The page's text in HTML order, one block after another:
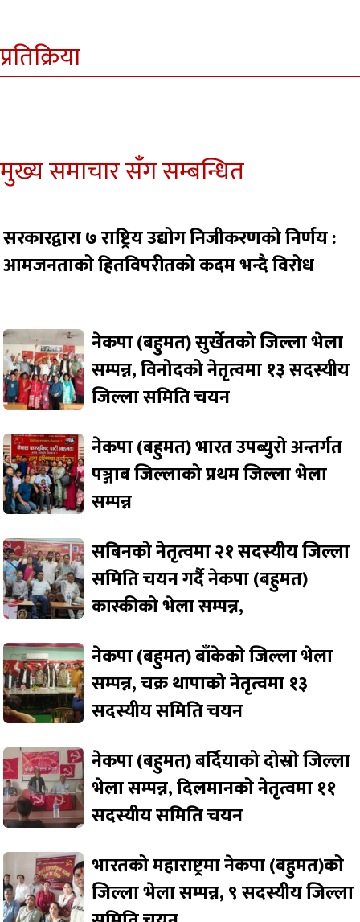
प्रतिक्रिया
मुख्य समाचार सँग सम्बन्धित
सरकारद्वारा ७ राष्ट्रिय उद्योग निजीकरणको निर्णय :
आमजनताको हितविपरीतको कदम भन्दै विरोध
नेकपा (बहुमत) सुर्खेतको जिल्ला भेला
सम्पन्न, विनोदको नेतृत्वमा १३ सदस्यीय
जिल्ला समिति चयन
नेकपा (बहुमत) भारत उपब्युरो अन्तर्गत
पञ्जाब जिल्लाको प्रथम जिल्ला भेला
सम्पन्न
सबिनको नेतृत्वमा २१ सदस्यीय जिल्ला
समिति चयन गर्दै नेकपा (बहुमत)
कास्कीको भेला सम्पन्न,
नेकपा (बहुमत) बाँकेको जिल्ला भेला
सम्पन्न, चक्र थापाको नेतृत्वमा १३
सदस्यीय समिति चयन
नेकपा (बहुमत) बर्दियाको दोस्रो जिल्ला
भेला सम्पन्न, दिलमानको नेतृत्वमा ११
सदस्यीय समिति चयन
भारतको महाराष्ट्रमा नेकपा (बहुमत)को
जिल्ला भेला सम्पन्न, ९ सदस्यीय जिल्ला